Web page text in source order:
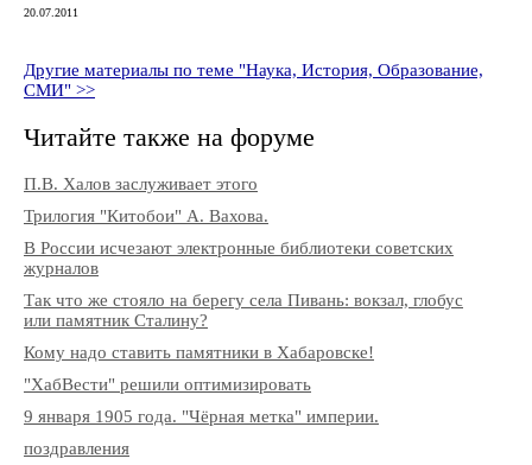
20.07.2011
Другие материалы по теме "Наука, История, Образование,
СМИ" >>
Читайте также на форуме
П.В. Халов заслуживает этого
Трилогия "Китобои" А. Вахова.
В России исчезают электронные библиотеки советских
журналов
Так что же стояло на берегу села Пивань: вокзал, глобус
или памятник Сталину?
Кому надо ставить памятники в Хабаровске!
"ХабВести" решили оптимизировать
9 января 1905 года. "Чёрная метка" империи.
поздравления